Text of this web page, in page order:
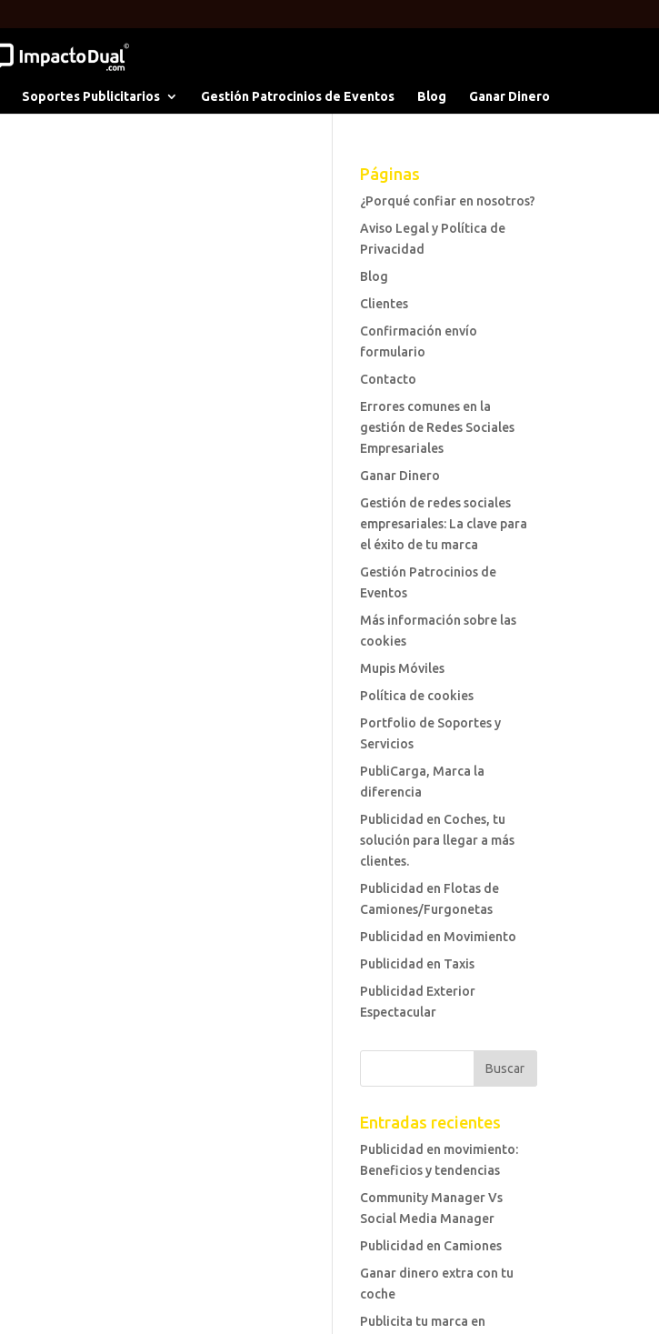
Soportes Publicitarios Gestión Patrocinios de Eventos Blog Ganar Dinero
Páginas
¿Porqué confiar en nosotros?
Aviso Legal y Política de
Privacidad
Blog
Clientes
Confirmación envío
formulario
Contacto
Errores comunes en la
gestión de Redes Sociales
Empresariales
Ganar Dinero
Gestión de redes sociales
empresariales: La clave para
el éxito de tu marca
Gestión Patrocinios de
Eventos
Más información sobre las
cookies
Mupis Móviles
Política de cookies
Portfolio de Soportes y
Servicios
PubliCarga, Marca la
diferencia
Publicidad en Coches, tu
solución para llegar a más
clientes.
Publicidad en Flotas de
Camiones/Furgonetas
Publicidad en Movimiento
Publicidad en Taxis
Publicidad Exterior
Espectacular
Entradas recientes
Publicidad en movimiento:
Beneficios y tendencias
Community Manager Vs
Social Media Manager
Publicidad en Camiones
Ganar dinero extra con tu
coche
Publicita tu marca en